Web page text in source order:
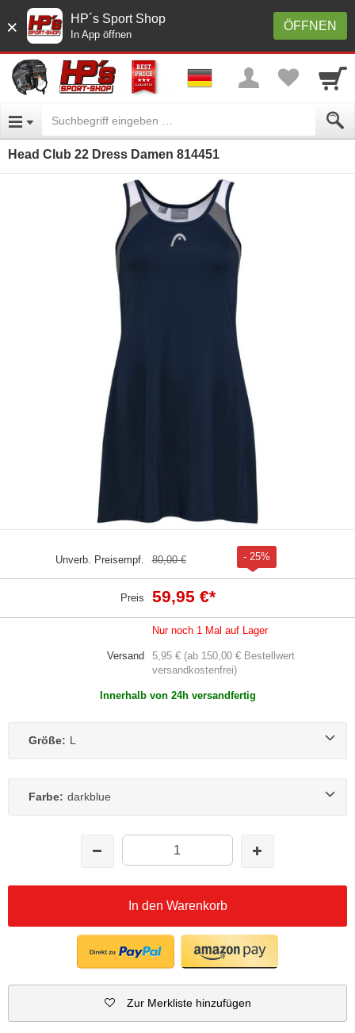
× ÖFFNEN
HP´s Sport Shop
In App öffnen
Head Club 22 Dress Damen 814451
Unverb. Preisempf. 80,00 € - 25%
Preis 59,95 €*
Nur noch 1 Mal auf Lager
Versand
5,95 € (ab 150,00 € Bestellwert
versandkostenfrei)
Innerhalb von 24h versandfertig
Größe: L
Farbe: darkblue
In den Warenkorb
Zur Merkliste hinzufügen